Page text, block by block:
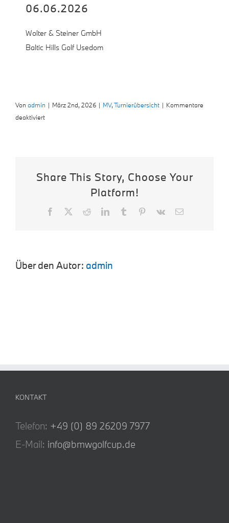
06.06.2026
Wolter & Steiner GmbH
Baltic Hills Golf Usedom
Von admin | März 2nd, 2026 | MV,Turnierübersicht | Kommentare
deaktiviertfür
Share This Story, Choose Your
Platform!
Facebook RedditLinkedInTumblr Pinterest
Vk
E-
Über den Autor: admin
KONTAKT
Telefon: +49 (0) 89 26209 7977
E-Mail: info@bmwgolfcup.de